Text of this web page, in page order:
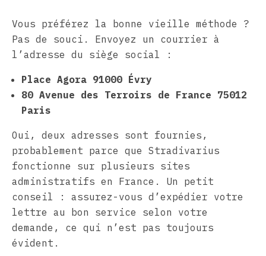
Vous préférez la bonne vieille méthode ?
Pas de souci. Envoyez un courrier à
l’adresse du siège social :
Place Agora 91000 Évry
80 Avenue des Terroirs de France 75012
Paris
Oui, deux adresses sont fournies,
probablement parce que Stradivarius
fonctionne sur plusieurs sites
administratifs en France. Un petit
conseil : assurez-vous d’expédier votre
lettre au bon service selon votre
demande, ce qui n’est pas toujours
évident.